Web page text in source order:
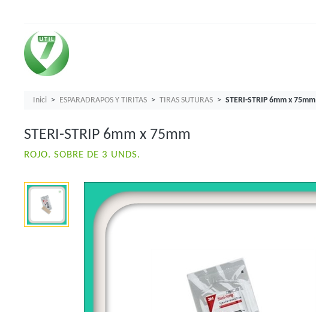
Inici ESPARADRAPOS Y TIRITAS TIRAS SUTURAS STERI-STRIP 6mm x 75mm
STERI-STRIP 6mm x 75mm
ROJO. SOBRE DE 3 UNDS.